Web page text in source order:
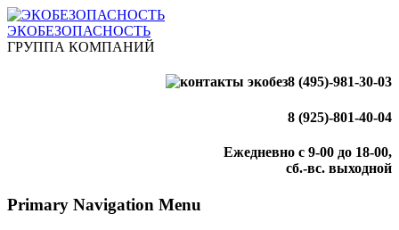
ЭКОБЕЗОПАСНОСТЬ
ГРУППА КОМПАНИЙ
8 (495)-981-30-03
8 (925)-801-40-04
Ежедневно с 9-00 до 18-00,
сб.-вс. выходной
Primary Navigation Menu